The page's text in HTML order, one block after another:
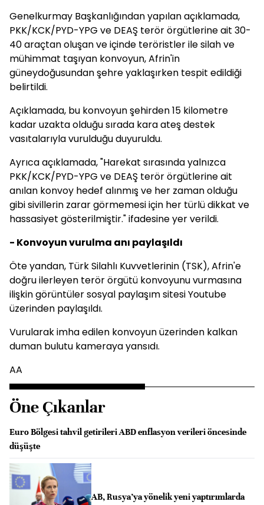
Genelkurmay Başkanlığından yapılan açıklamada,
PKK/KCK/PYD-YPG ve DEAŞ terör örgütlerine ait 30-
40 araçtan oluşan ve içinde teröristler ile silah ve
mühimmat taşıyan konvoyun, Afrin'in
güneydoğusundan şehre yaklaşırken tespit edildiği
belirtildi.
Açıklamada, bu konvoyun şehirden 15 kilometre
kadar uzakta olduğu sırada kara ateş destek
vasıtalarıyla vurulduğu duyuruldu.
Ayrıca açıklamada, "Harekat sırasında yalnızca
PKK/KCK/PYD-YPG ve DEAŞ terör örgütlerine ait
anılan konvoy hedef alınmış ve her zaman olduğu
gibi sivillerin zarar görmemesi için her türlü dikkat ve
hassasiyet gösterilmiştir." ifadesine yer verildi.
- Konvoyun vurulma anı paylaşıldı
Öte yandan, Türk Silahlı Kuvvetlerinin (TSK), Afrin'e
doğru ilerleyen terör örgütü konvoyunu vurmasına
ilişkin görüntüler sosyal paylaşım sitesi Youtube
üzerinden paylaşıldı.
Vurularak imha edilen konvoyun üzerinden kalkan
duman bulutu kameraya yansıdı.
AA
Öne Çıkanlar
Euro Bölgesi tahvil getirileri ABD enflasyon verileri öncesinde
düşüşte
AB, Rusya’ya yönelik yeni yaptırımlarda